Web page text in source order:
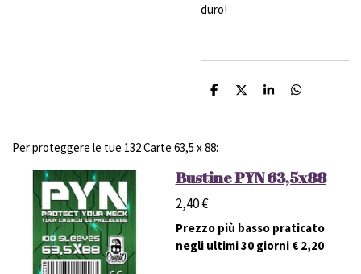
duro!
C
i
v
d
C
d
C
d
C
d
Per proteggere le tue 132 Carte 63,5 x 88:
Bustine PYN 63,5x88
2,40 €
Prezzo più basso praticato
negli ultimi 30 giorni € 2,20